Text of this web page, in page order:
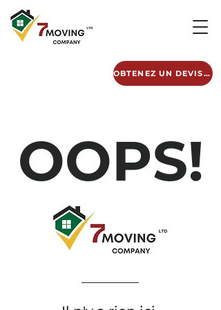
OBTENEZ UN DEVIS GRATUIT
OOPS!